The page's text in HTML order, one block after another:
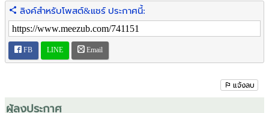
ลิงค์สำหรับโพสต์&แชร์ ประกาศนี้:
FB LINE Email
แจ้งลบ
ผู้ลงประกาศ